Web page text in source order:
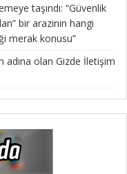
taşındı: “Güvenlik
bir arazinin hangi
merak konusu”
adına olan Gizde İletişim